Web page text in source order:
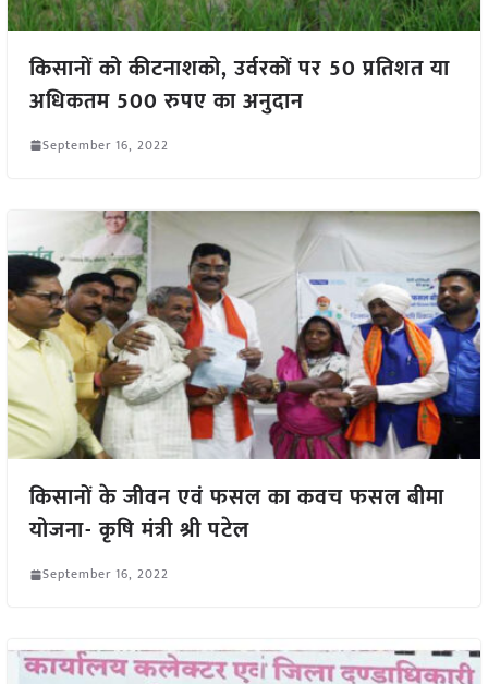
किसानों को कीटनाशको, उर्वरकों पर 50 प्रतिशत या
अधिकतम 500 रुपए का अनुदान
September 16, 2022
किसानों के जीवन एवं फसल का कवच फसल बीमा
योजना- कृषि मंत्री श्री पटेल
September 16, 2022